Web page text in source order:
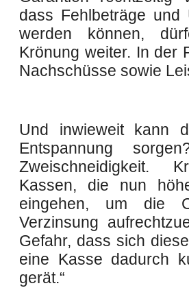
dass Fehlbeträge und
werden können,
Krönung weiter. In der
Nachschüsse sowie
Und inwieweit kann
Entspannung
Zweischneidigkeit.
Kassen, die nun
eingehen, um die
Verzinsung
Gefahr, dass sich
eine Kasse dadurch
gerät.“